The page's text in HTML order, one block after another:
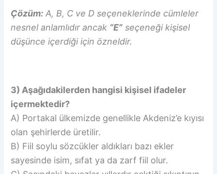
Çözüm: A, B, C ve D seçeneklerinde cümleler
nesnel anlamlıdır ancak “E” seçeneği kişisel
düşünce içerdiği için özneldir.
3) Aşağıdakilerden hangisi kişisel ifadeler
içermektedir?
A) Portakal ülkemizde genellikle Akdeniz’e kıyısı
olan şehirlerde üretilir.
B) Fiil soylu sözcükler aldıkları bazı ekler
sayesinde isim, sıfat ya da zarf fiil olur.